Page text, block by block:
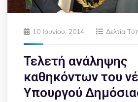
10 Ιουνίου, 2014 Δελτία
Τελετή ανάληψης
καθηκόντων του
Υπουργού